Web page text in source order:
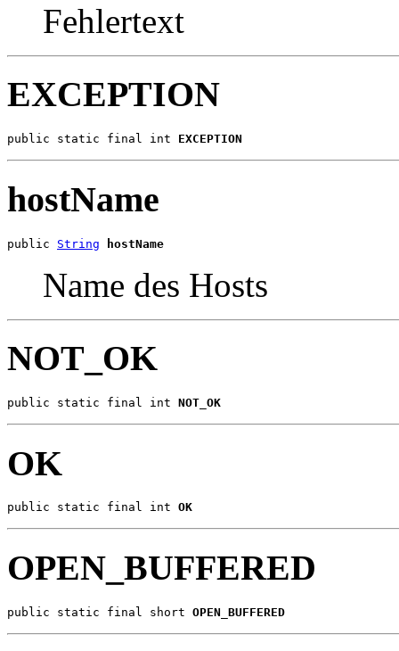
Fehlertext
EXCEPTION
public static final int EXCEPTION
hostName
public String hostName
Name des Hosts
NOT_OK
public static final int NOT_OK
OK
public static final int OK
OPEN_BUFFERED
public static final short OPEN_BUFFERED